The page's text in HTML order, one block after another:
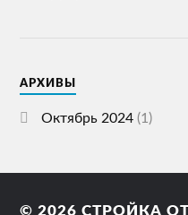
АРХИВЫ
Октябрь 2024 (1)
© 2026СТРОЙКА